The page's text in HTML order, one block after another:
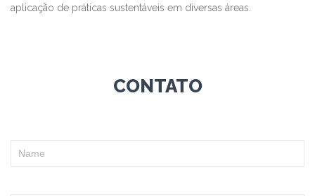
aplicação de práticas sustentáveis em diversas áreas.
CONTATO